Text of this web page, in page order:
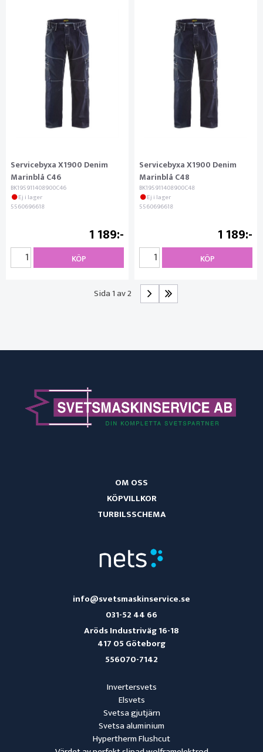
Servicebyxa X1900 Denim
Marinblå C46
BK195911408900C46
Ej i lager
5560696618
1 189
KÖP
Servicebyxa X1900 Denim
Marinblå C48
BK195911408900C48
Ej i lager
5560696618
1 189
KÖP
Sida 1 av 2
Invertersvets
Elsvets
Svetsa gjutjärn
Svetsa aluminium
Hypertherm Flushcut
info@svetsmaskinservice.se
031-52 44 66
Aröds Industriväg 16-18
417 05 Göteborg
556070-7142
OM OSS
KÖPVILLKOR
TURBILSSCHEMA